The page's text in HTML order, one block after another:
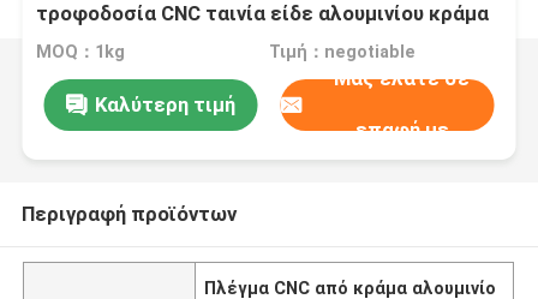
τροφοδοσία CNC ταινία είδε αλουμινίου κράμα
κοπής μηχανή
MOQ：1kg Τιμή：negotiable
Καλύτερη τιμή
Μας ελάτε σε
επαφή με
Περιγραφή προϊόντων
Πλέγμα CNC από κράμα αλουμινίο